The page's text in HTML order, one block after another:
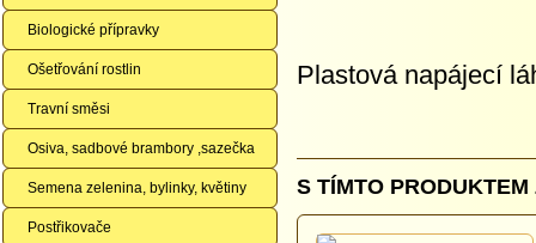
Biologické přípravky
Ošetřování rostlin
Travní směsi
Osiva, sadbové brambory ,sazečka
Semena zelenina, bylinky, květiny
Postřikovače
Plastová napájecí
S TÍMTO